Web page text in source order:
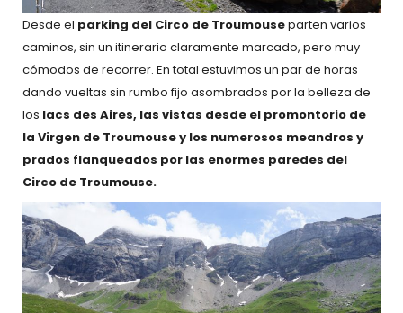
Desde el parking del Circo de Troumouseparten varios
caminos, sin un itinerario claramente marcado, pero muy
cómodos de recorrer. En total estuvimos un par de horas
dando vueltas sin rumbo fijo asombrados por la belleza de
los lacs des Aires, las vistas desde el promontorio de
la Virgen de Troumouse y los numerosos meandros y
prados flanqueados por las enormes paredes del
Circo de Troumouse.